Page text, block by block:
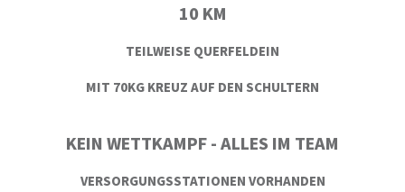
10 KM
TEILWEISE QUERFELDEIN
MIT 70KG KREUZ AUF DEN SCHULTERN
KEIN WETTKAMPF - ALLES IM TEAM
VERSORGUNGSSTATIONEN VORHANDEN